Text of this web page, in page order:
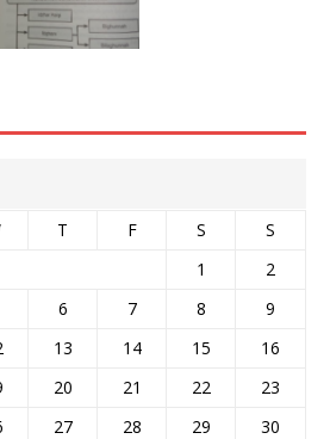
T F S
S
1
2
6 7 8
9
13 14 15
16
20 21 22
23
27 28 29
30